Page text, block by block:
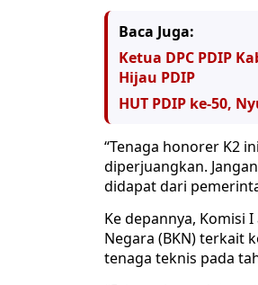
Baca Juga:
Ketua DPC PDIP
Hijau PDIP
HUT PDIP ke-50,
“Tenaga honorer K2
diperjuangkan.
didapat dari
Ke depannya, Komisi
Negara (BKN) terkait
tenaga teknis pada